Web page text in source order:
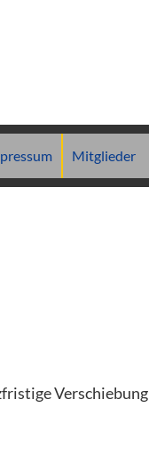
Mitglieder
Verschiebung